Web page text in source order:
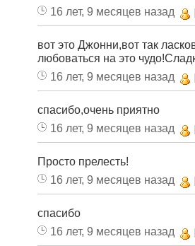
16 лет, 9 месяцев назад
вот это Джонни,вот так
любоваться на это
16 лет, 9 месяцев назад
спасибо,очень приятно
16 лет, 9 месяцев назад
Просто прелесть!
16 лет, 9 месяцев назад
спасибо
16 лет, 9 месяцев назад